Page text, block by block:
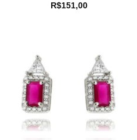
R$151,00